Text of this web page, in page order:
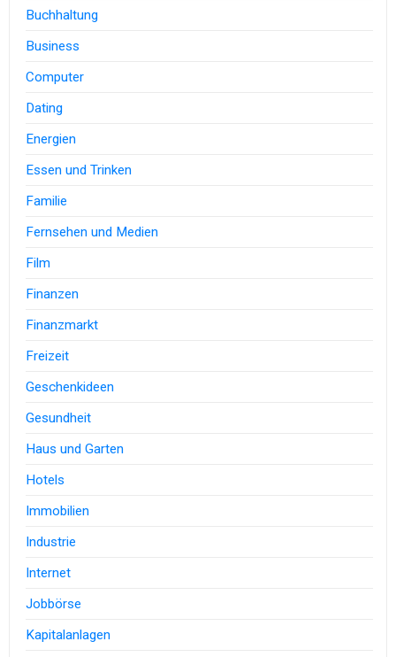
Buchhaltung
Business
Computer
Dating
Energien
Essen und Trinken
Familie
Fernsehen und Medien
Film
Finanzen
Finanzmarkt
Freizeit
Geschenkideen
Gesundheit
Haus und Garten
Hotels
Immobilien
Industrie
Internet
Jobbörse
Kapitalanlagen